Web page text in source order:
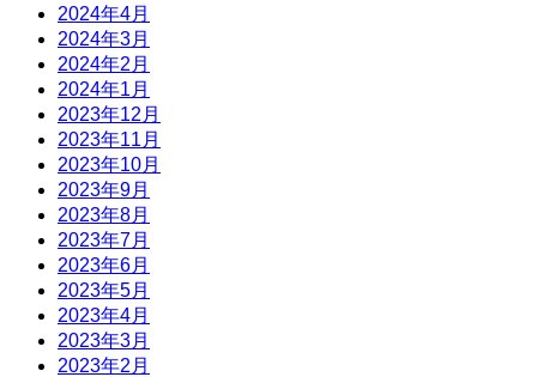
2024年4月
2024年3月
2024年2月
2024年1月
2023年12月
2023年11月
2023年10月
2023年9月
2023年8月
2023年7月
2023年6月
2023年5月
2023年4月
2023年3月
2023年2月